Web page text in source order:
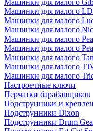
Машинки для малого
Машинки для малого
Машинки для малого
Машинки для малого
Машинки для малого
Машинки для малого
Машинки для малого
Машинки для малого
Машинки для малого
Настроечные ключи
Перчатки барабанщиков
Подструнники и
Подструнники Dixon
Подструнники Drum